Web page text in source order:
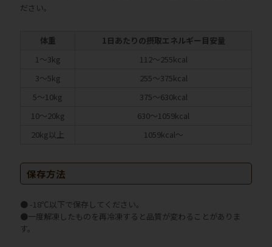
ださい。
体重
1日あたりの摂取エネルギー目安量
1～3kg
112～255kcal
3～5kg
255～375kcal
5～10kg
375～630kcal
10～20kg
630～1059kcal
20kg以上
1059kcal～
保存方法
● -18℃以下で保存してください。
●一度解凍したものを再冷凍すると品質が変わることがありま
す。